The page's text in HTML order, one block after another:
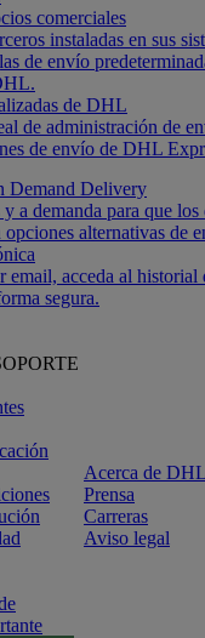
comerciales
instaladas en sus
de envío
de DHL
de administración de
de envío de DHL
Demand Delivery
a demanda para que los
alternativas de
email, acceda al historial
segura.
Acerca de DHL
Prensa
Carreras
Aviso legal